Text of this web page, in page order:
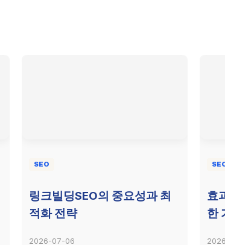
SEO
링크빌딩SEO의 중요성과 최
적화 전략
2026-07-06
효
한